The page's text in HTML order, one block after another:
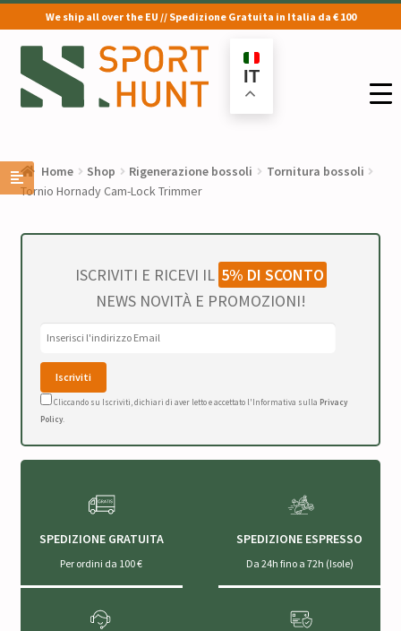
We ship all over the EU // Spedizione Gratuita in Italia da € 100
Vai
alla
navigazione
Vai
al
contenuto
IT
Home Shop Rigenerazione bossoli
Tornitura bossoli
Tornio Hornady Cam-Lock Trimmer
ISCRIVITI E RICEVI IL 5% DI SCONTO
NEWS NOVITÀ E PROMOZIONI!
Cliccando su Iscriviti, dichiari di aver letto e accettato l'Informativa sulla Privacy
Policy.
SPEDIZIONE GRATUITA
Per ordini da 100 €
SPEDIZIONE ESPRESSO
Da 24h fino a 72h (Isole)